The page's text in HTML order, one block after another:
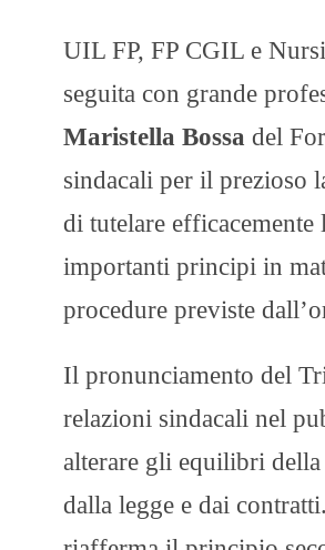
UIL FP, FP CGIL e
seguita con grande
Maristella Bossa del
sindacali per il prezioso
di tutelare
importanti principi in
procedure previste
Il pronunciamento del
relazioni sindacali nel
alterare gli equilibri
dalla legge e dai